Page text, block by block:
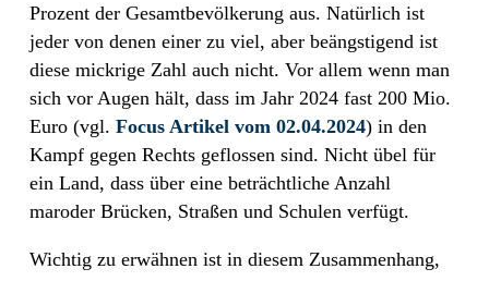
Prozent der Gesamtbevölkerung aus. Natürlich ist
jeder von denen einer zu viel, aber beängstigend ist
diese mickrige Zahl auch nicht. Vor allem wenn man
sich vor Augen hält, dass im Jahr 2024 fast 200 Mio.
Euro (vgl. Focus Artikel vom 02.04.2024) in den
Kampf gegen Rechts geflossen sind. Nicht übel für
ein Land, dass über eine beträchtliche Anzahl
maroder Brücken, Straßen und Schulen verfügt.
Wichtig zu erwähnen ist in diesem Zusammenhang,